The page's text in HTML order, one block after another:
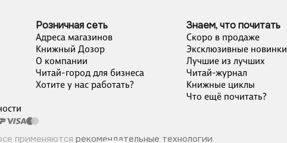
Розничная сеть
Адреса магазинов
Книжный Дозор
О компании
Читай-город для бизнеса
Хотите у нас работать?
Знаем, что почитать
Скоро в продаже
Эксклюзивные новинки
Лучшие из лучших
Читай-журнал
Книжные циклы
Что ещё почитать?
применяются рекомендательные технологии.